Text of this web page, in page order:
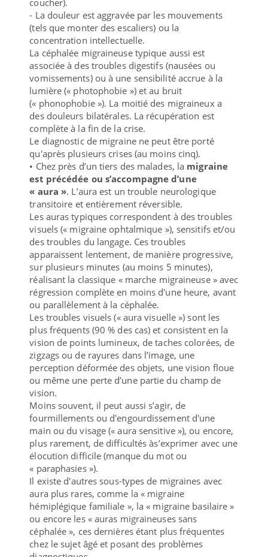
- La douleur est aggravée par les mouvements
(tels que monter des escaliers) ou la
concentration intellectuelle.
La céphalée migraineuse typique aussi est
associée à des troubles digestifs (nausées ou
vomissements) ou à une sensibilité accrue à la
lumière (« photophobie ») et au bruit
(« phonophobie »). La moitié des migraineux a
des douleurs bilatérales. La récupération est
complète à la fin de la crise.
Le diagnostic de migraine ne peut être porté
qu'après plusieurs crises (au moins cinq).
• Chez près d’un tiers des malades, la migraine
est précédée ou s’accompagne d’une
« aura ». L’aura est un trouble neurologique
transitoire et entièrement réversible.
Les auras typiques correspondent à des troubles
visuels (« migraine ophtalmique »), sensitifs et/ou
des troubles du langage. Ces troubles
apparaissent lentement, de manière progressive,
sur plusieurs minutes (au moins 5 minutes),
réalisant la classique « marche migraineuse » avec
régression complète en moins d'une heure, avant
ou parallèlement à la céphalée.
Les troubles visuels (« aura visuelle ») sont les
plus fréquents (90 % des cas) et consistent en la
vision de points lumineux, de taches colorées, de
zigzags ou de rayures dans l’image, une
perception déformée des objets, une vision floue
ou même une perte d’une partie du champ de
vision.
Moins souvent, il peut aussi s’agir, de
fourmillements ou d'engourdissement d'une
main ou du visage (« aura sensitive »), ou encore,
plus rarement, de difficultés às’exprimer avec une
élocution difficile (manque du mot ou
« paraphasies »).
Il existe d'autres sous-types de migraines avec
aura plus rares, comme la « migraine
hémiplégique familiale », la « migraine basilaire »
ou encore les « auras migraineuses sans
céphalée », ces dernières étant plus fréquentes
chez le sujet âgé et posant des problèmes